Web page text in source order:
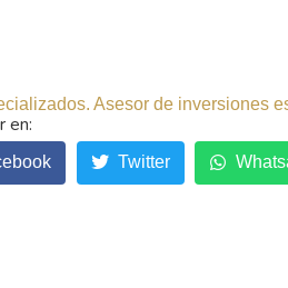
Asesor de inversiones
Twitter